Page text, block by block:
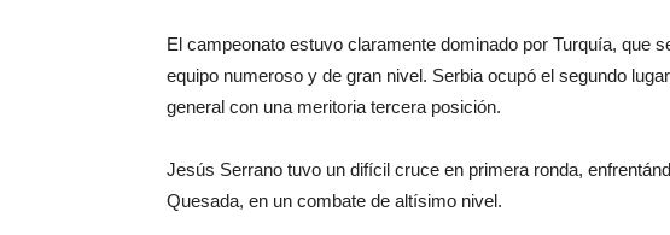
El campeonato estuvo claramente dominado por Turquía, que
equipo numeroso y de gran nivel. Serbia ocupó el segundo
general con una meritoria tercera posición.
Jesús Serrano tuvo un difícil cruce en primera ronda,
Quesada, en un combate de altísimo nivel.